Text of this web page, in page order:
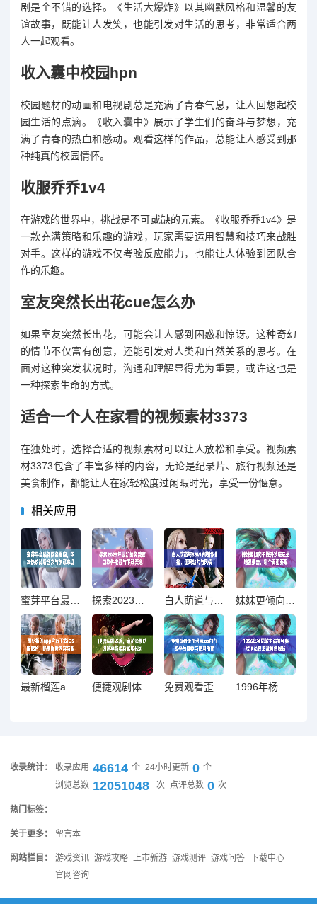
剧是个不错的选择。《生活大爆炸》以其幽默风格和温馨的友
谊故事，既能让人发笑，也能引发对生活的思考，非常适合两
人一起观看。
收入囊中校园hpn
校园题材的动画和电视剧总是充满了青春气息，让人回想起校
园生活的点滴。《收入囊中》展示了学生们的奋斗与梦想，充
满了青春的热血和感动。观看这样的作品，总能让人感受到那
种纯真的校园情怀。
收服乔乔1v4
在游戏的世界中，挑战是不可或缺的元素。《收服乔乔1v4》是
一款充满策略和乐趣的游戏，玩家需要运用智慧和技巧来战胜
对手。这样的游戏不仅考验反应能力，也能让人体验到团队合
作的乐趣。
室友突然长出花cue怎么办
如果室友突然长出花，可能会让人感到困惑和惊讶。这种奇幻
的情节不仅富有创意，还能引发对人类和自然关系的思考。在
面对这种突发状况时，沟通和理解显得尤为重要，或许这也是
一种探索生命的方式。
适合一个人在家看的视频素材3373
在独处时，选择合适的视频素材可以让人放松和享受。视频素
材3373包含了丰富多样的内容，无论是纪录片、旅行视频还是
美食制作，都能让人在家轻松度过闲暇时光，享受一份惬意。
相关应用
最新榴莲app官方下载iOS版体验，畅享优质内容与服务 便捷观剧体验，麻花影视助你畅享各类精彩电视剧 免费观看歪歪漫画sss的在线平台推荐与使用指南 1996年杨思敏主演的经典版演员名单及角色解析
收录统计： 收录应用 46614 个 24小时更新 0 个
浏览总数 12051048 次 点评总数 0 次
热门标签：
关于更多： 留言本
网站栏目： 游戏资讯 游戏攻略 上市新游 游戏测评 游戏问答
下载中心
官网咨询